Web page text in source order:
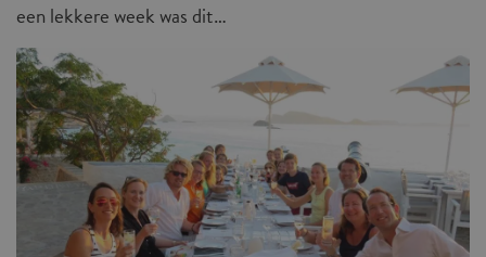
een lekkere week was dit…